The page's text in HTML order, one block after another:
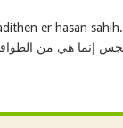
er hasan sahih.